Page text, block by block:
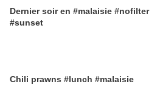
Dernier soir en #malaisie #nofilter
#sunset
Chili prawns #lunch #malaisie